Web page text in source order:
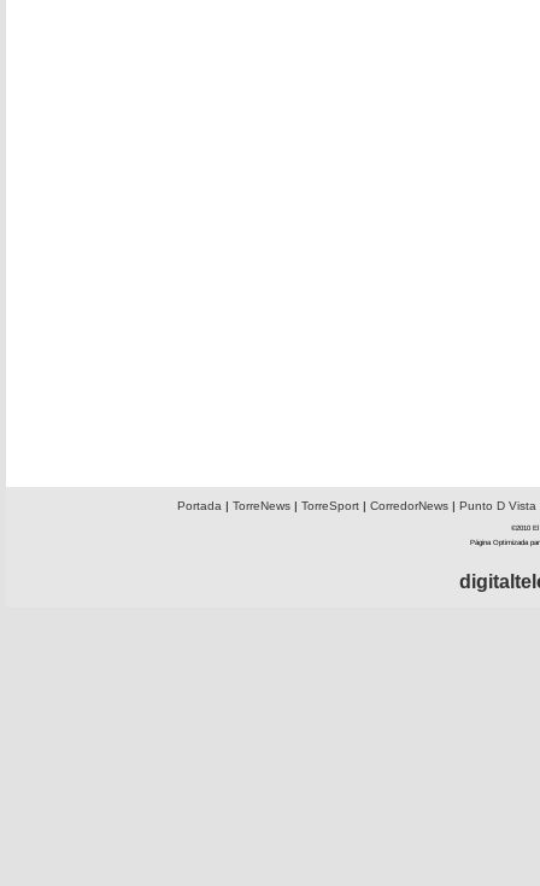
Portada | TorreNews| TorreSport| CorredorNews| Punto D Vista
©2010 El
Página Optimizada